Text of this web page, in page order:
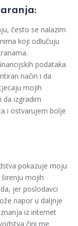
često se nalazim
koji odlučuju
podataka
način i da
mojih
da izgradim
i ostvarujem bolje
pokazuje moju
mojih
jer poslodavci
napor u daljnje
iz internet
čini me